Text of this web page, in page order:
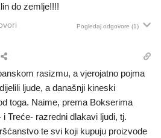
do zemlje!!!!
Pogledaj odgovore (1)
rasizmu, a vjerojatno pojma
ljude, a današnji kineski
toga. Naime, prema Bokserima
Treće- razredni dlakavi ljudi, tj.
te svi koji kupuju proizvode